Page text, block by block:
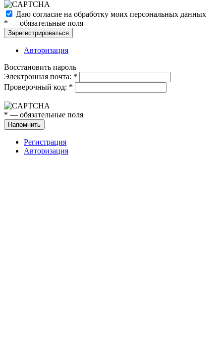
Даю согласие на обработку моих персональных данных
* — обязательные поля
Зарегистрироваться
Авторизация
Восстановить пароль
Электронная почта: *
Проверочный код: *
* — обязательные поля
Напомнить
Регистрация
Авторизация